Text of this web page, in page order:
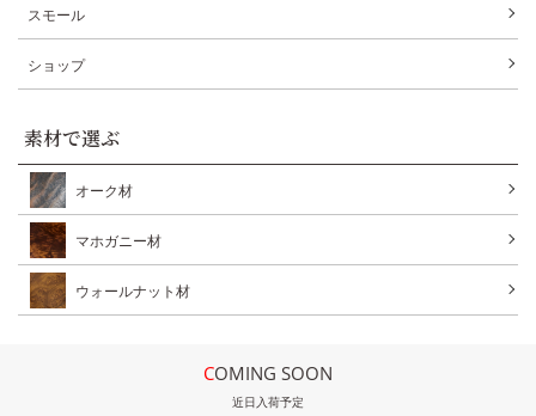
スモール
ショップ
素材で選ぶ
オーク材
マホガニー材
ウォールナット材
COMING SOON
近日入荷予定